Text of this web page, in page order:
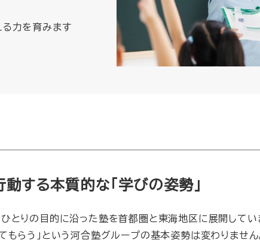
る力を育みます
する本質的な「学びの姿勢」
とりの目的に沿った塾を首都圏と東海地区に展開してい
もらう」という河合塾グループの基本姿勢は変わりませ